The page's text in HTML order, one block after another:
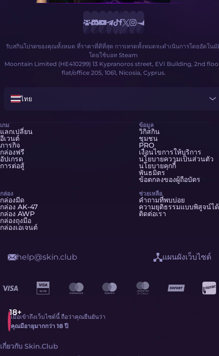
รับสกินโปรดของคุณทั้งหมด ที่ราคาที่ดีที่สุด การเทรดทั้งหมดจะดำเนินการโดยอัตโนมั
โดยใช้บอท Steam
Moontain Limited (HE410299) 13 Kypranoros street, EVI Building, 2nd
flat/office 205, 1061, Nicosia, Cyprus.
ไทย
เกม
แลกเปลี่ยน
อีเวนต์
ภารกิจ
กล่องฟรี
อัปเกรด
การต่อสู้
กล่อง
กล่องมีด
กล่อง AK-47
กล่อง AWP
กล่องถุงมือ
กล่องเอเจนต์
ข้อมูล
วิกิสกิน
ชุมชน
PRO
เงื่อนไขการให้บริการ
นโยบายความเป็นส่วนตัว
นโยบายคุกกี้
พันธมิตร
ข้อตกลงของผู้ถือบัตร
ช่วยเหลือ
คำถามที่พบบ่อย
ความยุติธรรมแบบพิสูจน์ได้
ติดต่อเรา
เมื่อเข้าถึงเว็บไซต์นี้ ถือว่าคุณยืนยันว่า
คุณมีอายุมากกว่า 18 ปี
help@skin.club แผนผังเว็บไซต์
เกี่ยวกับ Skin.Club